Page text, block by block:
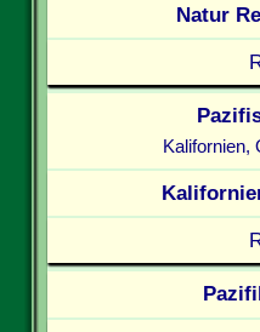
Natur
Kalifornien,